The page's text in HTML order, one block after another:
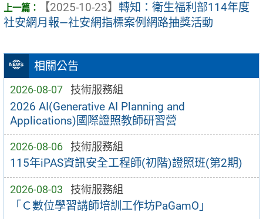
相關公告
2026-08-07 技術服務組
2026 AI(Generative AI Planning and
Applications)國際證照教師研習營
2026-08-06 技術服務組
115年iPAS資訊安全工程師(初階)證照班(第2期)
2026-08-03 技術服務組
「Ｃ數位學習講師培訓工作坊PaGamO」
【2025-10-23】 轉知：衛生福利部114年度
社安網月報—社安網指標案例網路抽獎活動